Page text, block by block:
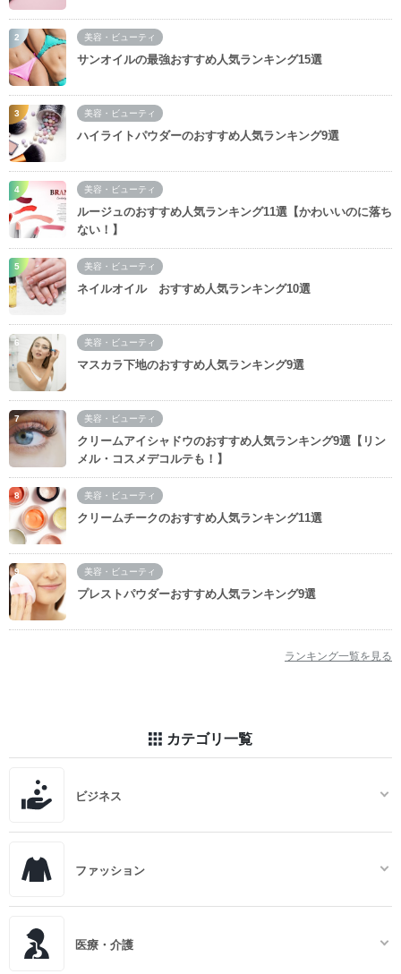
美容・ビューティ
サンオイルの最強おすすめ人気ランキング15選
美容・ビューティ
ハイライトパウダーのおすすめ人気ランキング9選
美容・ビューティ
ルージュのおすすめ人気ランキング11選【かわいいのに落ち
ない！】
美容・ビューティ
ネイルオイル おすすめ人気ランキング10選
美容・ビューティ
マスカラ下地のおすすめ人気ランキング9選
美容・ビューティ
クリームアイシャドウのおすすめ人気ランキング9選【リン
メル・コスメデコルテも！】
美容・ビューティ
クリームチークのおすすめ人気ランキング11選
美容・ビューティ
プレストパウダーおすすめ人気ランキング9選
ランキング一覧を見る
カテゴリ一覧
ビジネス
ファッション
医療・介護